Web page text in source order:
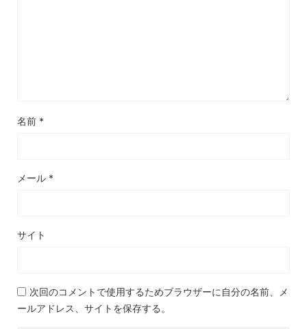
名前 *
メール *
サイト
次回のコメントで使用するためブラウザーに自分の名前、メ
ールアドレス、サイトを保存する。